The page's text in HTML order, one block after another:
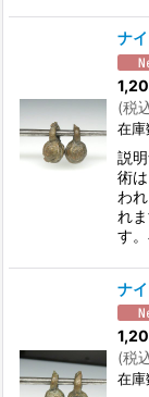
ナ
(税
在庫
説
術
わ
れ
す
ナ
(税
在庫